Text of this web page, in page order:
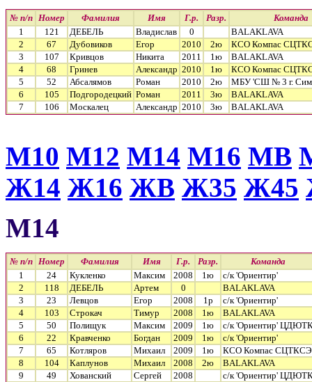
№ п/п Номер Фамилия Имя Г.р. Разр.
Команда
1
121 ДЕБЕЛЬ Владислав 0
BALAKLAVA
2
67 Дубовиков Егор 2010 2ю
КСО Компас
3
107 Кривцов Никита 2011 1ю
BALAKLAVA
4
68 Гринев Александр 2010 1ю
КСО Компас
5
52 Абсалямов Роман 2010 2ю
МБУ 'СШ № 3 г.
6
105 Подгородецкий Роман 2011 3ю
BALAKLAVA
7
106 Москалец Александр 2010 3ю BALAKLAVA
М10 М12 М14 М16 МВ
Ж14 Ж16 ЖВ Ж35 Ж45
М14
№ п/п Номер Фамилия Имя Г.р. Разр.
Команда
1
24 Кукленко Максим 2008 1ю
с/к 'Ориентир'
2
118 ДЕБЕЛЬ Артем 0
BALAKLAVA
3
23 Левцов Егор 2008 1р
с/к 'Ориентир'
4
103 Строкач Тимур 2008 1ю
BALAKLAVA
5
50 Полищук Максим 2009 1ю
с/к 'Ориентир'
6
22 Кравченко Богдан 2009 1ю
с/к 'Ориентир'
7
65 Котляров Михаил 2009 1ю
КСО Компас СЦТКСЭ
8
104 Каплунов Михаил 2008 2ю
BALAKLAVA
9
49 Хованский Сергей 2008
с/к 'Ориентир'